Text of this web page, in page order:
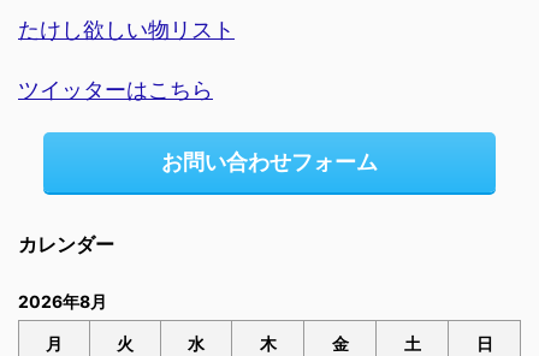
たけし欲しい物リスト
ツイッターはこちら
お問い合わせフォーム
カレンダー
2026年8月
月 火 水 木 金 土 日